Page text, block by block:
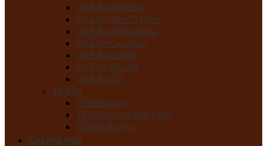
Ghế Ăn Hiện Đại
Ghế Ăn Tân Cổ Điển
Ghế Ăn Nhập Khẩu
Ghế Ăn Cao Cấp
Ghế Ăn Giá Rẻ
Ghế Ăn Bọc Da
Ghế Ăn Gỗ
Tủ Bếp
Tủ Bếp Inox
Tủ Bếp Inox Cánh Kính
Tủ Bếp Acrylic
Giường Ngủ